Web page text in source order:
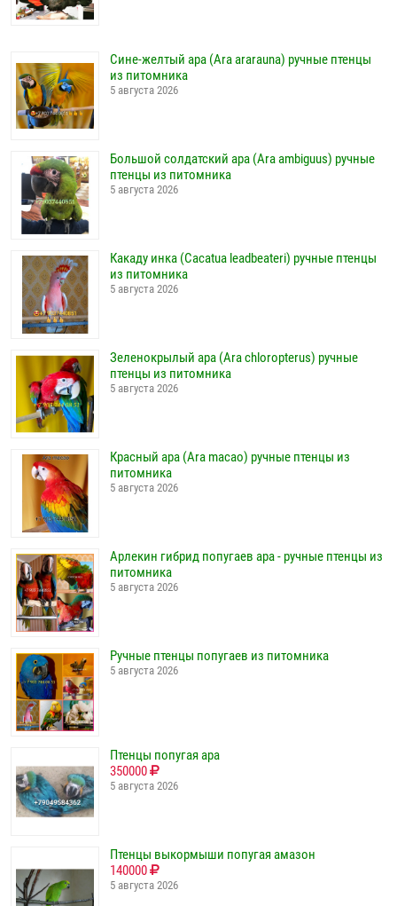
Сине-желтый ара (Ara ararauna) ручные птенцы
из питомника
5 августа 2026
Большой солдатский ара (Ara ambiguus) ручные
птенцы из питомника
5 августа 2026
Какаду инка (Cacatua leadbeateri) ручные птенцы
из питомника
5 августа 2026
Зеленокрылый ара (Ara chloropterus) ручные
птенцы из питомника
5 августа 2026
Красный ара (Ara macao) ручные птенцы из
питомника
5 августа 2026
Арлекин гибрид попугаев ара - ручные птенцы из
питомника
5 августа 2026
Ручные птенцы попугаев из питомника
5 августа 2026
Птенцы попугая ара
350000
5 августа 2026
Птенцы выкормыши попугая амазон
140000
5 августа 2026